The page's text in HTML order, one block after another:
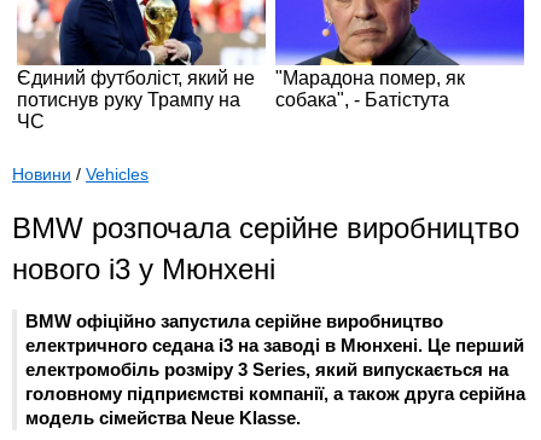
Новини / Vehicles
BMW розпочала серійне виробництво
нового i3 у Мюнхені
BMW офіційно запустила серійне виробництво
електричного седана i3 на заводі в Мюнхені. Це перший
електромобіль розміру 3 Series, який випускається на
головному підприємстві компанії, а також друга серійна
модель сімейства Neue Klasse.